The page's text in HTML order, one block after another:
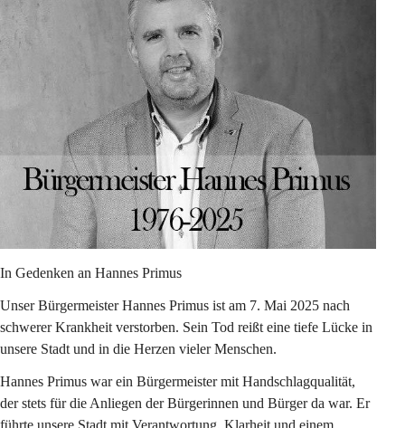
In Gedenken an Hannes Primus
Unser Bürgermeister Hannes Primus ist am 7. Mai 2025 nach
schwerer Krankheit verstorben. Sein Tod reißt eine tiefe Lücke in
unsere Stadt und in die Herzen vieler Menschen.
Hannes Primus war ein Bürgermeister mit Handschlagqualität,
der stets für die Anliegen der Bürgerinnen und Bürger da war. Er
führte unsere Stadt mit Verantwortung, Klarheit und einem